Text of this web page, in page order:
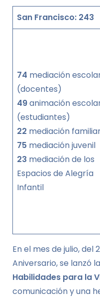
San Francisco: 243
74 mediación
(docentes)
49animación
(estudiantes)
22 mediación
75 mediación juvenil
23 mediación de los
Espacios de Alegría
Infantil
En el mes de julio, del
Aniversario, se lanzó
Habilidades para la
comunicación y una